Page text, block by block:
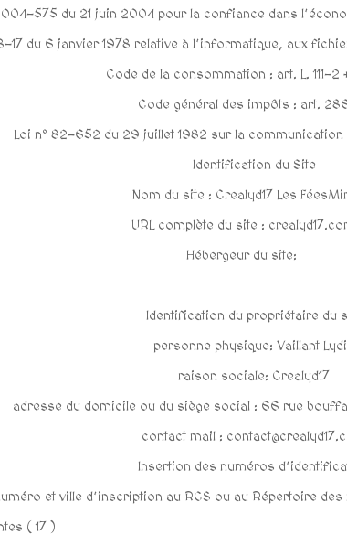
575 du 21 juin 2004 pour la confiance dans
17 du 6 janvier 1978 relative à l’informatique, aux
Code de la consommation : art. L. 111-2
Code général des impôts : art.
Loi n° 82-652 du 29 juillet 1982 sur la
Identification du Site
Nom du site : Crealyd17 Les
URL complète du site :
Hébergeur du site:
Identification du propriétaire du
personne physique: Vaillant
raison sociale: Crealyd17
adresse du domicile ou du siège social : 66 rue
contact mail :
Insertion des numéros
et ville d’inscription au RCS ou au Répertoire des
(